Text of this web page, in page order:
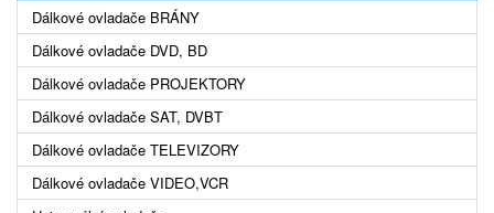
Dálkové ovladače BRÁNY
Dálkové ovladače DVD, BD
Dálkové ovladače PROJEKTORY
Dálkové ovladače SAT, DVBT
Dálkové ovladače TELEVIZORY
Dálkové ovladače VIDEO,VCR